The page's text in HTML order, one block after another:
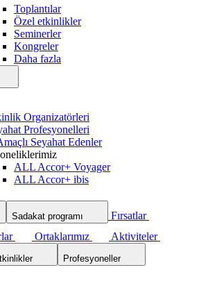
Toplantılar
Özel etkinlikler
Seminerler
Kongreler
Daha fazla
Organizatörleri
Profesyonelleri
Seyahat Edenler
ALL Accor+ Voyager
ALL Accor+ ibis
Sadakat programı
Fırsatlar
Ortaklarımız Aktiviteler
Profesyoneller